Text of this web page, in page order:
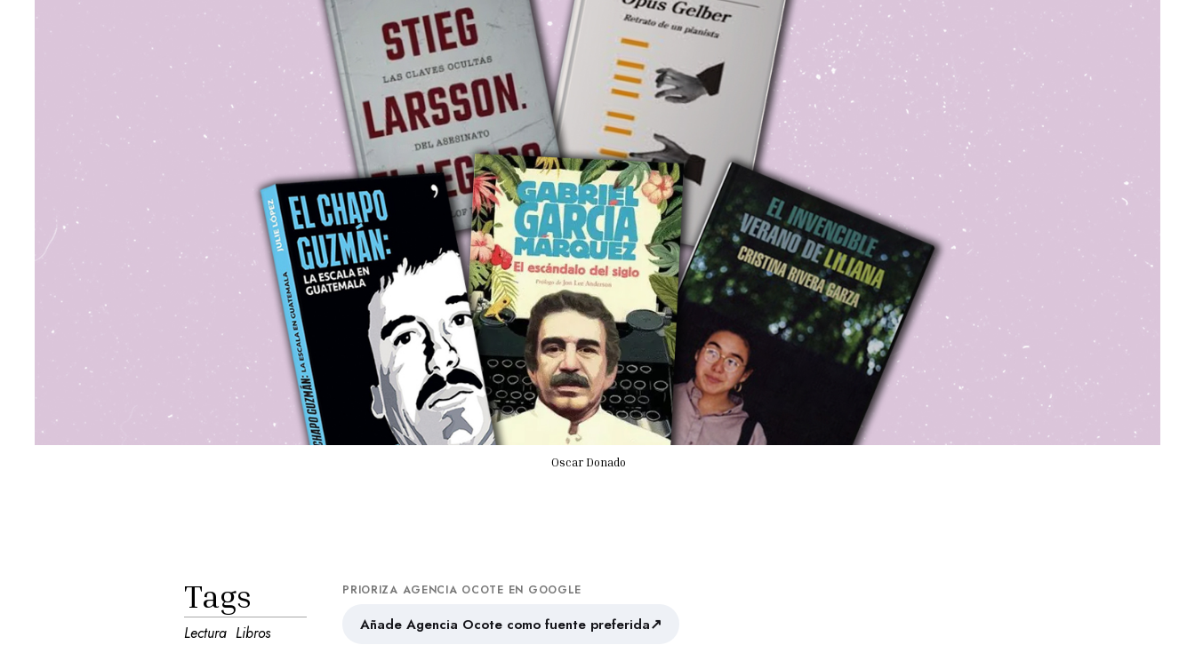
Oscar Donado
Tags
Lectura Libros
PRIORIZA AGENCIA OCOTE EN GOOGLE
Añade Agencia Ocote como fuente preferida↗